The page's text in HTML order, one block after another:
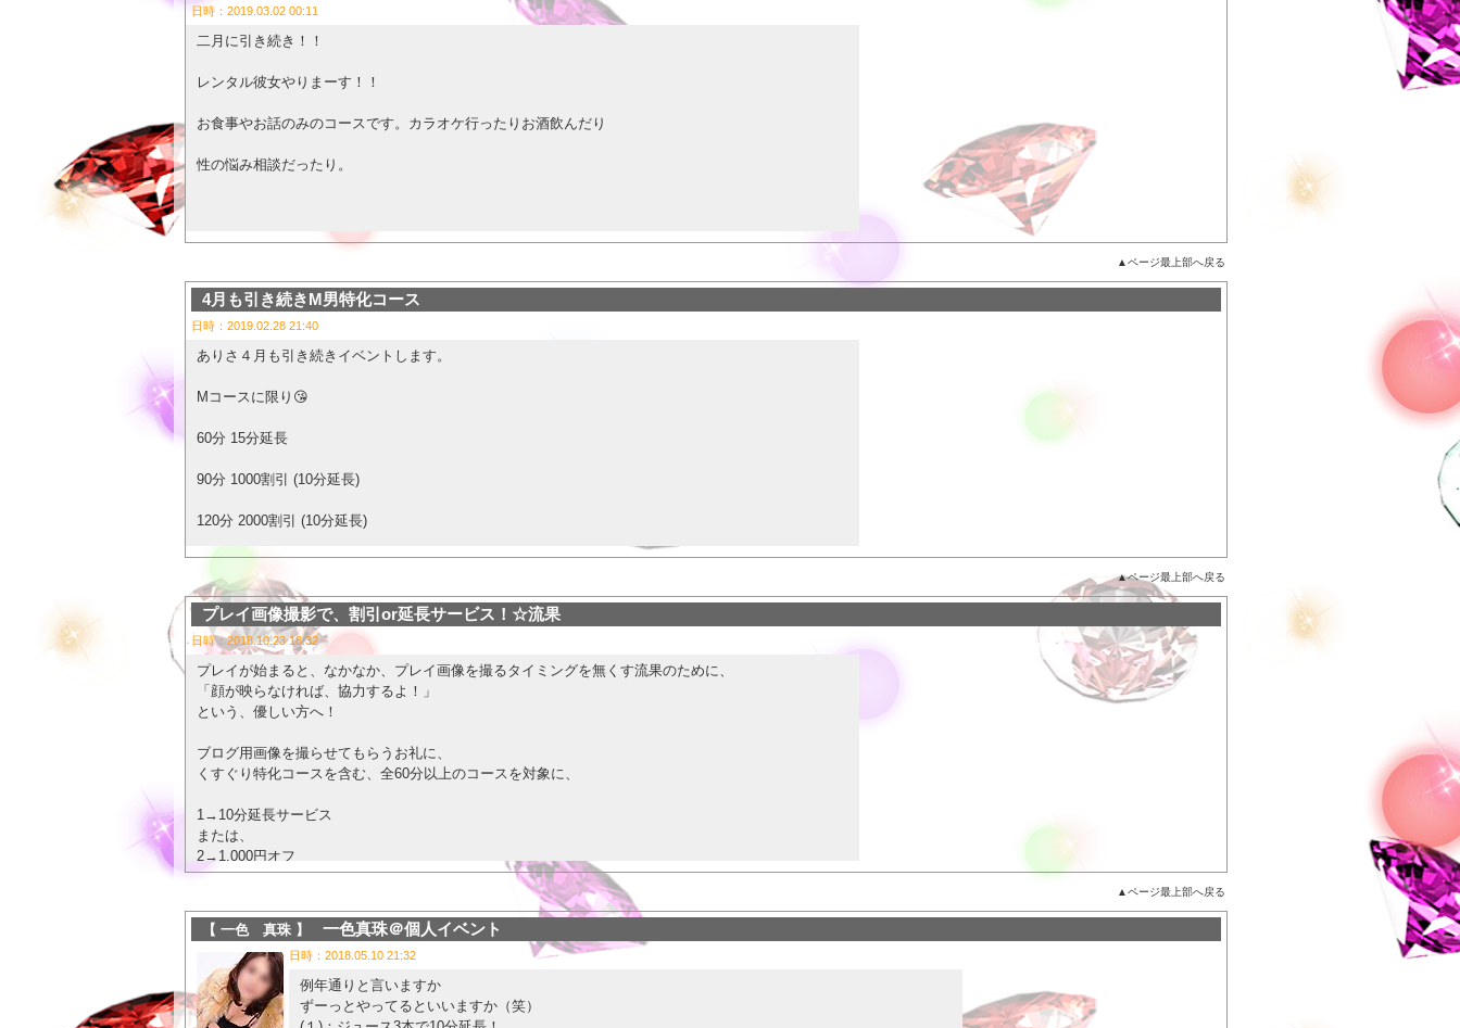
さらに次回チカと遊ぶアスリートコース以外の全コースで使える10分延長チケットを差し上げます！
対象:国仲梨乃さん、七色ヒカルさん、山崎ふうこさん、千羽鬼裸さん、一色真珠さん
どうぞスキルＵＰのお手伝いをお願いいたします！
女装娘ちゃんたちのお悩みを大解決します😊💯
・Mコース
・超エロ格闘コース
（※メイクの施術に時間を要するため、各コース90分以上のみ対応です。）
【オプション】
・山崎ふうこによる本格ヘアメイク（持ち込みウィッグの場合少しヘアアレンジサービスします💕）
・弧月龍刃による本格撮影
→5000円
・弧月龍刃による本格緊縛
→5000円
※各オプションどれを付けるのか選択可能です❤️
※メイクや撮影した後のプレイももちろん可能です◎
・3月末まで行なってます😊
春は乙女の季節ですよん🎀
ガールズトークしましょっ💗✨
日時：2019.03.02 00:11
二月に引き続き！！
レンタル彼女やりまーす！！
お食事やお話のみのコースです。カラオケ行ったりお酒飲んだり
性の悩み相談だったり。
60分 8000円
120分 16000円
貴方のストレス吐き出してみませんか？
そして引き続き「自由恋愛コース、四時間保証を五時間保証に！！」
通常10万近いコースが
Mコース5万5千円
S、ミックスコース6万5千円と大変お得になってますよ！
ゆっくりプレイしたい方にオススメ！
ただしプレイのみ！という方は4時間となります。
お食事やお茶のデートを入れてくれる方のみ5時間です。
今のところこちらの期限は3月末までです！
楽しい時間をお約束しますね
▲ページ最上部へ戻る
4月も引き続きM男特化コース
日時：2019.02.28 21:40
ありさ４月も引き続きイベントします。
Mコースに限り😘
60分 15分延長
90分 1000割引 (10分延長)
120分 2000割引 (10分延長)
180分 2000割引 (15分延長)
と、M男くん限定コースを設けました✨
(*)野外30分コースは対応してないので、60分からでお願いしますね😊
ド変態なマゾくん❤️
お待ちしてます💋
▲ページ最上部へ戻る
プレイ画像撮影で、割引or延長サービス！☆流果
日時：2018.10.23 18:32
プレイが始まると、なかなか、プレイ画像を撮るタイミングを無くす流果のために、
「顔が映らなければ、協力するよ！」
という、優しい方へ！
ブログ用画像を撮らせてもらうお礼に、
くすぐり特化コースを含む、全60分以上のコースを対象に、
1→10分延長サービス
または、
2→1,000円オフ
の、どちらかを、ご利用いただけます！
常時使えますが、ただ、時間枠の確保と、おつりの準備があるため、ご予約の際に、必ず、
「村川 流果の、ブログ写真イベントで、1 番！（または2番）」
と、希望の旨をお伝え下さい！
忘れてしまうと、対象外になる場合があります☆
▲ページ最上部へ戻る
【 一色 真珠 】 一色真珠＠個人イベント
日時：2018.05.10 21:32
例年通りと言いますか
ずーっとやってるといいますか（笑）